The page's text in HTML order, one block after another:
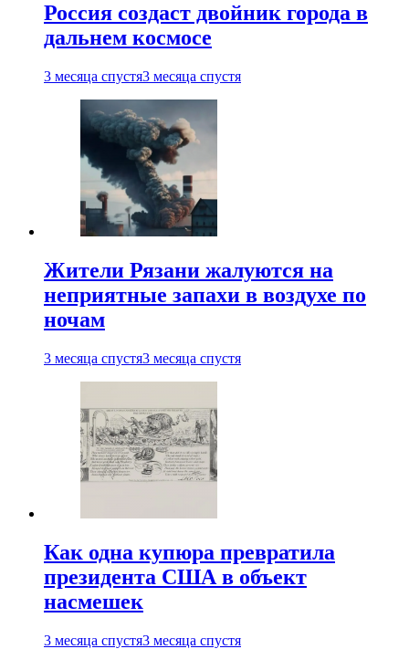
Россия создаст двойник города в
дальнем космосе
3 месяца спустя3 месяца спустя
Жители Рязани жалуются на
неприятные запахи в воздухе по
ночам
3 месяца спустя3 месяца спустя
Как одна купюра превратила
президента США в объект
насмешек
3 месяца спустя3 месяца спустя